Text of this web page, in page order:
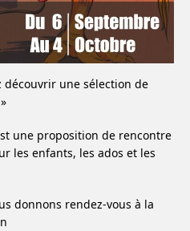
découvrir une sélection de
une proposition de rencontre
les enfants, les ados et les
donnons rendez-vous à la